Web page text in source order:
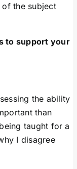
the subject
to support your
the ability
than
taught for a
I disagree